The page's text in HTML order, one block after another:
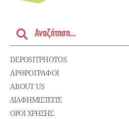
DEPOSITPHOTOS
ΑΡΘΡΟΓΡΑΦΟΙ
ABOUT US
ΔΙΑΦΗΜΙΣΤΕΊΤΕ
ΌΡΟΙ ΧΡΉΣΗΣ